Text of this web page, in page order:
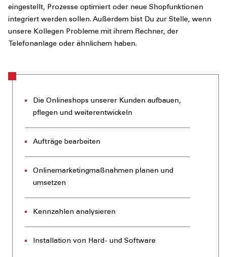
eingestellt, Prozesse optimiert oder neue Shopfunktionen
integriert werden sollen. Außerdem bist Du zur Stelle, wenn
unsere Kollegen Probleme mit ihrem Rechner, der
Telefonanlage oder ähnlichem haben.
Die Onlineshops unserer Kunden aufbauen,
pflegen und weiterentwickeln
Aufträge bearbeiten
Onlinemarketingmaßnahmen planen und
umsetzen
Kennzahlen analysieren
Installation von Hard- und Software